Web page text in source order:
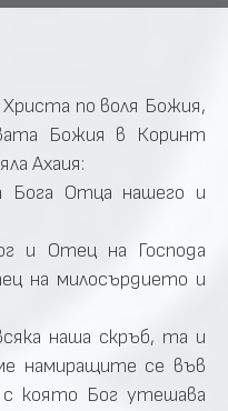
по воля Божия,
Божия в Коринт
Ахаия:
Бога Отца нашего и
и Отец на Господа
на милосърдието и
наша скръб, та и
намиращите се във
с която Бог утешава